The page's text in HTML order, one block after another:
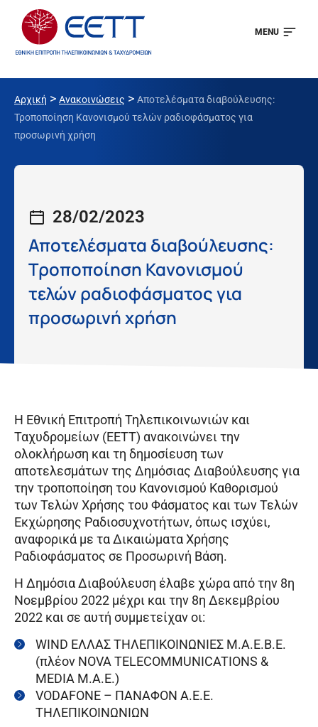
MENU
Αρχική > Ανακοινώσεις > Αποτελέσματα διαβούλευσης:
Τροποποίηση Κανονισμού τελών ραδιοφάσματος για
προσωρινή χρήση
28/02/2023
Αποτελέσματα διαβούλευσης:
Τροποποίηση Κανονισμού
τελών ραδιοφάσματος για
προσωρινή χρήση
Η Εθνική Επιτροπή Τηλεπικοινωνιών και
Ταχυδρομείων (ΕΕΤΤ) ανακοινώνει την
ολοκλήρωση και τη δημοσίευση των
αποτελεσμάτων της Δημόσιας Διαβούλευσης για
την τροποποίηση του Κανονισμού Καθορισμού
των Τελών Χρήσης του Φάσματος και των Τελών
Εκχώρησης Ραδιοσυχνοτήτων, όπως ισχύει,
αναφορικά με τα Δικαιώματα Χρήσης
Ραδιοφάσματος σε Προσωρινή Βάση.
Η Δημόσια Διαβούλευση έλαβε χώρα από την 8η
Νοεμβρίου 2022 μέχρι και την 8η Δεκεμβρίου
2022 και σε αυτή συμμετείχαν οι:
WIND ΕΛΛΑΣ ΤΗΛΕΠΙΚΟΙΝΩΝΙΕΣ Μ.Α.Ε.Β.Ε.
(πλέον NOVA TELECOMMUNICATIONS &
MEDIA Μ.Α.Ε.)
VODAFONE – ΠΑΝΑΦΟΝ Α.Ε.Ε.
ΤΗΛΕΠΙΚΟΙΝΩΝΙΩΝ